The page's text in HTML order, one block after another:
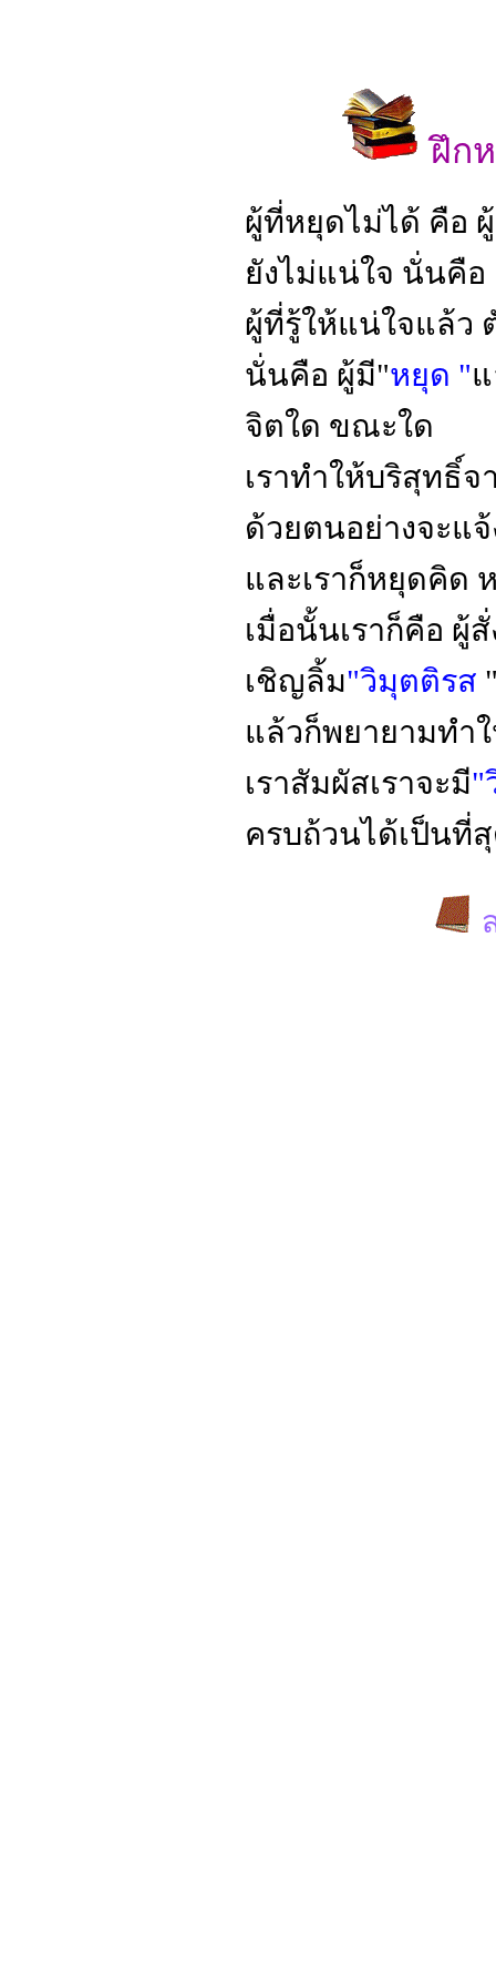
ฝึก
ผู้ที่หยุดไม่ได้ คือ
ยังไม่แน่ใจ นั่นคือ
ผู้ที่รู้ให้แน่ใจแล้ว
นั่นคือ ผู้มี"หยุด "
จิตใด ขณะใด
เราทำให้บริสุทธิ์จ
ด้วยตนอย่างจะแ
และเราก็หยุดคิด
เมื่อนั้นเราก็คือ ผู้
เชิญลิ้ม"วิมุตติรส
แล้วก็พยายามทำ
เราสัมผัสเราจะมี"
ครบถ้วนได้เป็นที่